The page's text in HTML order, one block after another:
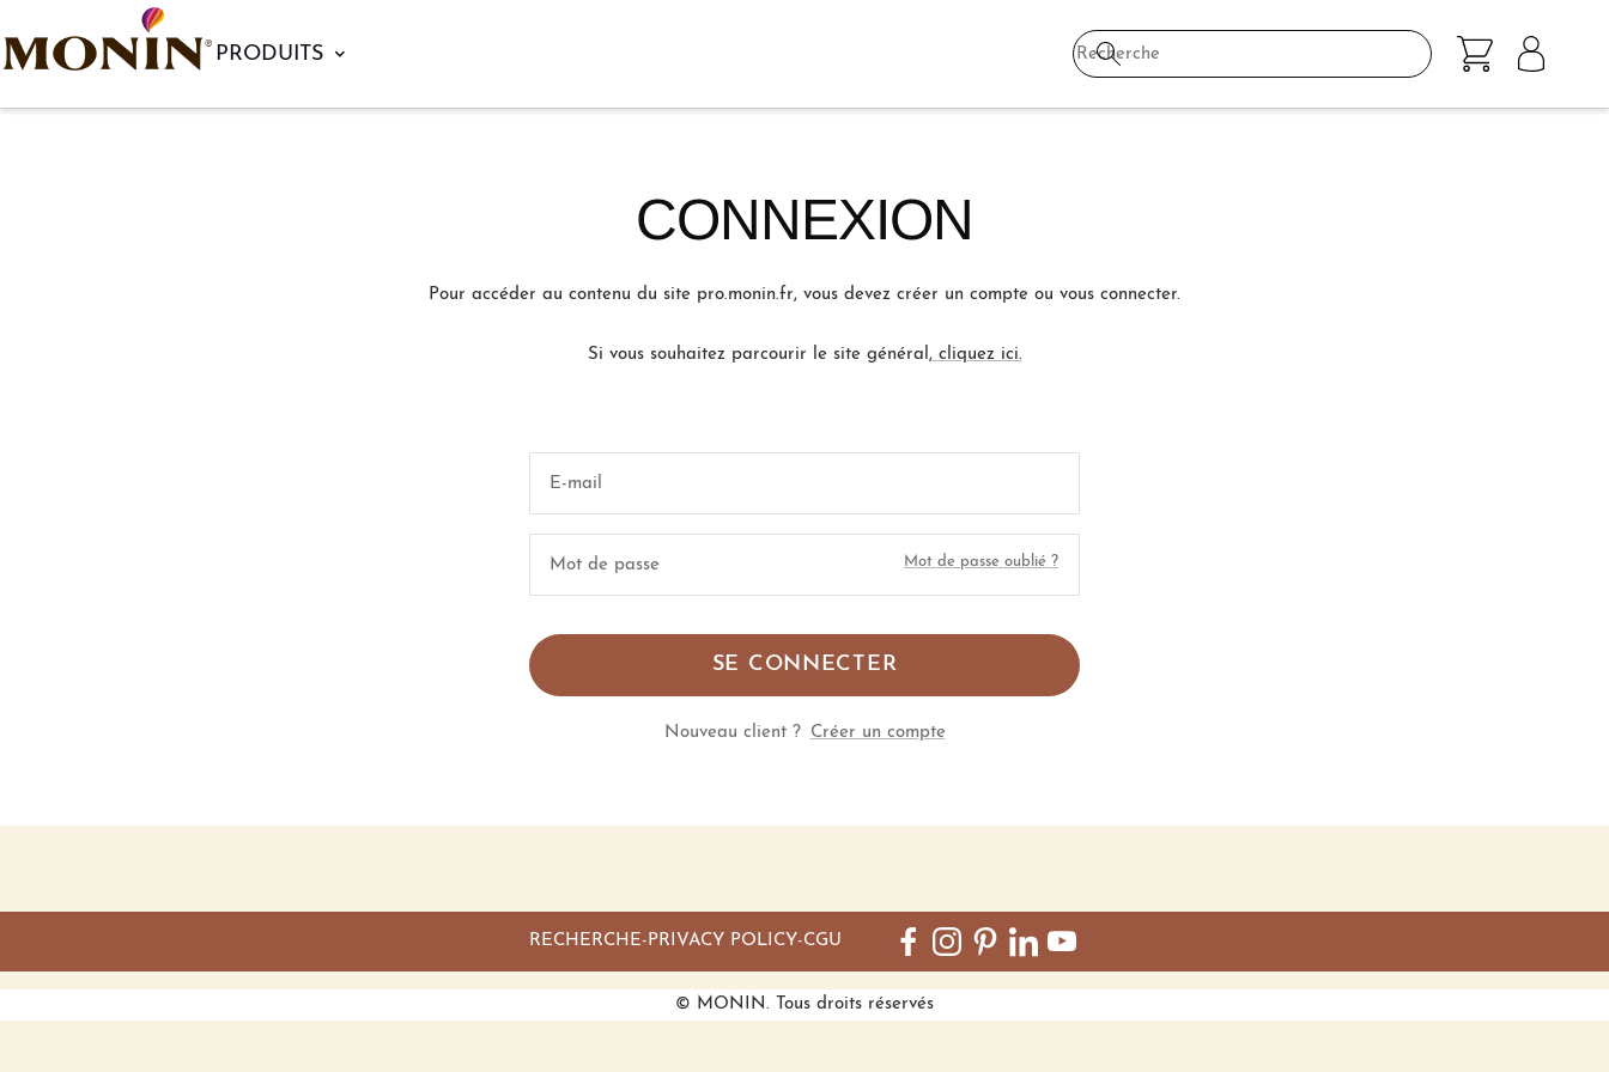
au
contenu
Monin
personnel
PRODUITS
CONNEXION
Pour accéder au contenu du site pro.monin.fr, vous devez créer un compte ou vous connecter.
Si vous souhaitez parcourir le site général,cliquez ici.
E-mail
Mot de passe Mot de passe oublié ?
SE CONNECTER
Nouveau client ? Créer un compte
RECHERCHE PRIVACY POLICY CGU
© MONIN. Tous droits réservés